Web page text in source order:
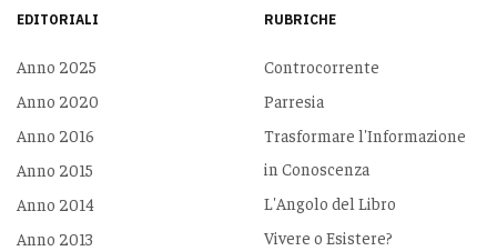
EDITORIALI
Anno 2025
Anno 2020
Anno 2016
Anno 2015
Anno 2014
Anno 2013
RUBRICHE
Controcorrente
Parresia
Trasformare l'Informazione
in Conoscenza
L'Angolo del Libro
Vivere o Esistere?